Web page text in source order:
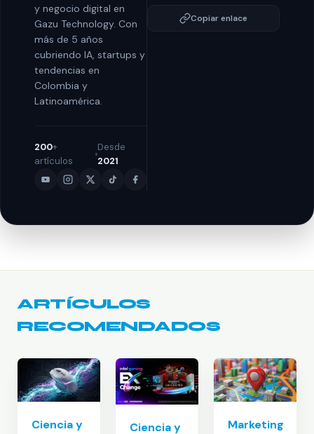
y negocio digital en
Gazu Technology. Con
más de 5 años
cubriendo IA, startups y
tendencias en
Colombia y
Latinoamérica.
200+
artículos
Desde
2021
Copiar enlace
ARTÍCULOS
RECOMENDADOS
Ciencia y
Ciencia y
Marketing